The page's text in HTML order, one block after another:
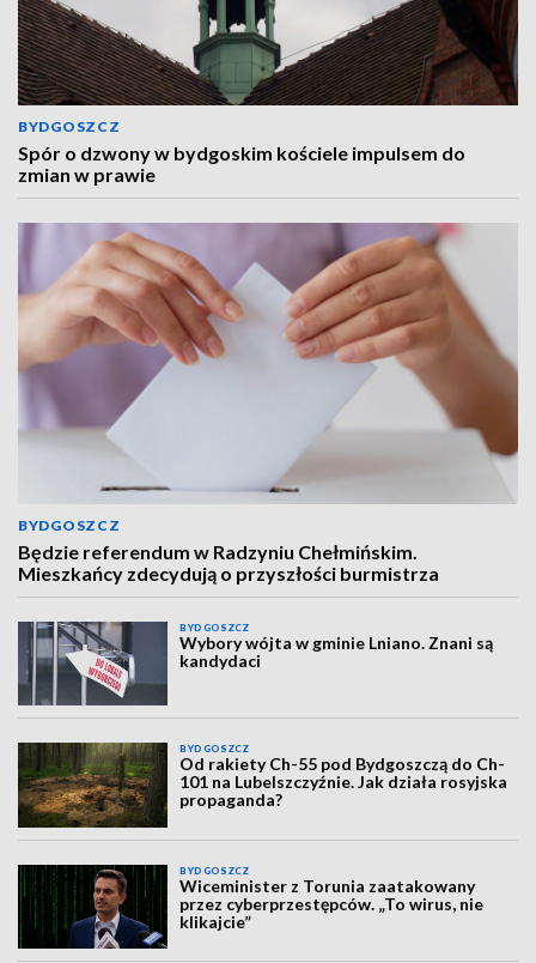
BYDGOSZCZ
Spór o dzwony w bydgoskim kościele impulsem do
zmian w prawie
BYDGOSZCZ
Będzie referendum w Radzyniu Chełmińskim.
Mieszkańcy zdecydują o przyszłości burmistrza
BYDGOSZCZ
Wybory wójta w gminie Lniano. Znani są
kandydaci
BYDGOSZCZ
Od rakiety Ch-55 pod Bydgoszczą do Ch-
101 na Lubelszczyźnie. Jak działa rosyjska
propaganda?
BYDGOSZCZ
Wiceminister z Torunia zaatakowany
przez cyberprzestępców. „To wirus, nie
klikajcie”